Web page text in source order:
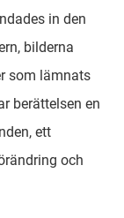
in den
bilderna
som lämnats
berättelsen en
ett
och